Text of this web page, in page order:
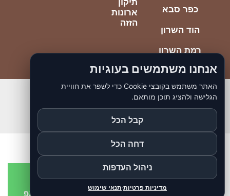
כפר סבא
הוד השרון
רמת השרון
תיקון
ארונות
הזזה
© כל הזכויות ליוסי הנדימן הכי טוב
התקשרו עכשיו שלחו הודעות בווצאפ
אנחנו משתמשים בעוגיות
האתר משתמש בקובצי Cookie כדי לשפר את חוויית
הגלישה ולהציג תוכן מותאם.
קבל הכל
דחה הכל
ניהול העדפות
מדיניות פרטיות·תנאי שימוש